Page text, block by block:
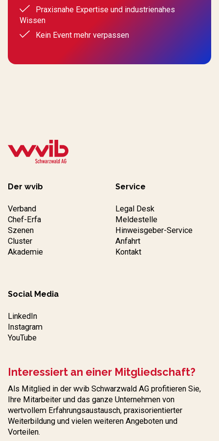
Praxisnahe Expertise und industrienahes
Wissen
Kein Event mehr verpassen
Der wvib
Verband
Chef-Erfa
Szenen
Cluster
Akademie
Service
Legal Desk
Meldestelle
Hinweisgeber-Service
Anfahrt
Kontakt
Social Media
LinkedIn
Instagram
YouTube
Interessiert an einer Mitgliedschaft?
Als Mitglied in der wvib Schwarzwald AG profitieren Sie,
Ihre Mitarbeiter und das ganze Unternehmen von
wertvollem Erfahrungs­austausch, praxisorientierter
Weiterbildung und vielen weiteren Angeboten und
Vorteilen.